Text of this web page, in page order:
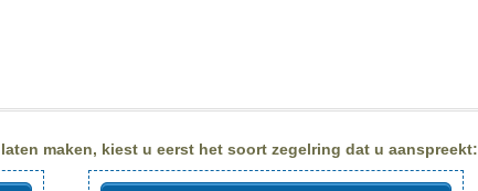
maken, kiest u eerst het soort zegelring dat u aanspreekt: